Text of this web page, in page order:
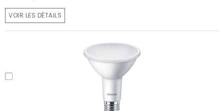
VOIR LES DÉTAILS